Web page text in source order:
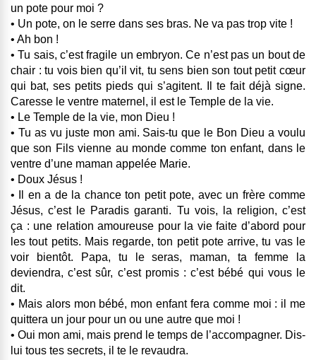
un pote pour moi ?
• Un pote, on le serre dans ses bras. Ne va pas trop vite !
• Ah bon !
• Tu sais, c’est fragile un embryon. Ce n’est pas un bout de
chair : tu vois bien qu’il vit, tu sens bien son tout petit cœur
qui bat, ses petits pieds qui s’agitent. Il te fait déjà signe.
Caresse le ventre maternel, il est le Temple de la vie.
• Le Temple de la vie, mon Dieu !
• Tu as vu juste mon ami. Sais-tu que le Bon Dieu a voulu
que son Fils vienne au monde comme ton enfant, dans le
ventre d’une maman appelée Marie.
• Doux Jésus !
• Il en a de la chance ton petit pote, avec un frère comme
Jésus, c’est le Paradis garanti. Tu vois, la religion, c’est
ça : une relation amoureuse pour la vie faite d’abord pour
les tout petits. Mais regarde, ton petit pote arrive, tu vas le
voir bientôt. Papa, tu le seras, maman, ta femme la
deviendra, c’est sûr, c’est promis : c’est bébé qui vous le
dit.
• Mais alors mon bébé, mon enfant fera comme moi : il me
quittera un jour pour un ou une autre que moi !
• Oui mon ami, mais prend le temps de l’accompagner. Dis-
lui tous tes secrets, il te le revaudra.